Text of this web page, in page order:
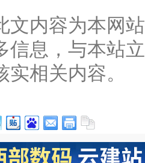
文内容为本网
信息，与本站
相关内容。